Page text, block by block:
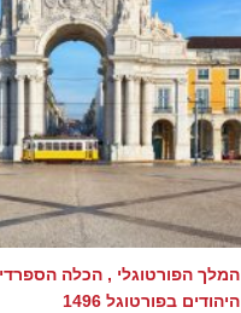
המלך הפורטוגלי , הכלה
היהודים בפורטוגל 1496